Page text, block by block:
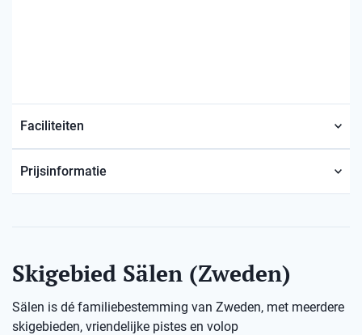
Faciliteiten
Prijsinformatie
Skigebied Sälen (Zweden)
Sälen is dé familiebestemming van Zweden, met meerdere
skigebieden, vriendelijke pistes en volop